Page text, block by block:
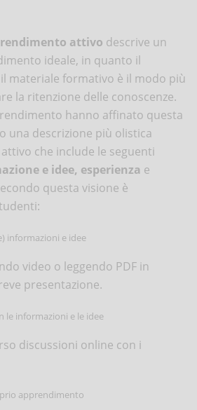
attivo descrive un
ideale, in quanto il
materiale formativo è il modo più
la ritenzione delle conoscenze.
hanno affinato questa
una descrizione più olistica
che include le seguenti
e idee, esperienza e
questa visione è
informazioni e idee
video o leggendo PDF in
presentazione.
le informazioni e le idee
discussioni online con i
apprendimento